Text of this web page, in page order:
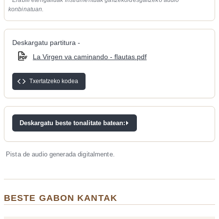
konbinatuan.
Deskargatu partitura -
La Virgen va caminando - flautas.pdf
Txertatzeko kodea
Deskargatu beste tonalitate batean:
Pista de audio generada digitalmente.
BESTE GABON KANTAK